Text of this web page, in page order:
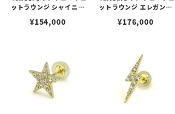
ットラウンジ シャイニー
イヤモンド
¥154,000
ットラウンジ エレガンス
ンド
¥176,000